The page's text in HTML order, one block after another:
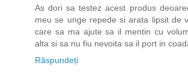
As dori sa testez acest produs
meu se unge repede si arata lipsit de
care sa ma ajute sa il mentin cu
alta si sa nu fiu nevoita sa il port in
Răspundeți